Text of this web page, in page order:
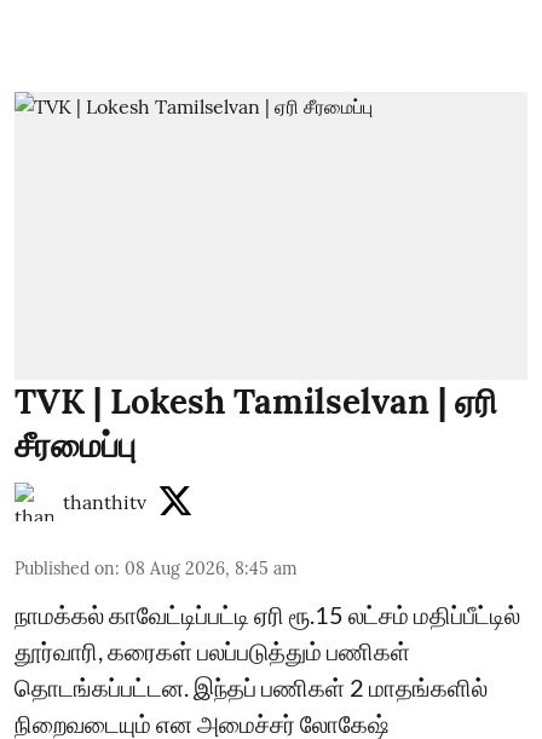
TVK | Lokesh Tamilselvan | ஏரி
சீரமைப்பு
thanthitv
Published on: 08 Aug 2026, 8:45 am
நாமக்கல் காவேட்டிப்பட்டி ஏரி ரூ.15 லட்சம் மதிப்பீட்டில்
தூர்வாரி, கரைகள் பலப்படுத்தும் பணிகள்
தொடங்கப்பட்டன. இந்தப் பணிகள் 2 மாதங்களில்
நிறைவடையும் என அமைச்சர் லோகேஷ்